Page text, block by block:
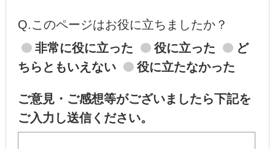
Q.このページはお役に立ちましたか？
非常に役に立った
役に立った
ど
ちらともいえない
役に立たなかった
ご意見・ご感想等がございましたら下記を
ご入力し送信ください。